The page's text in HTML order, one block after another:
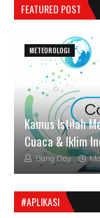
FEATURED POST
METEOROLOGI
Kamus Istilah
Cuaca & Iklim
Bang Day
#APLIKASI